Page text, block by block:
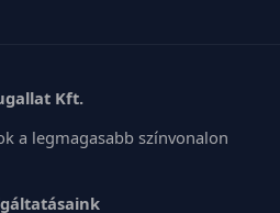
Kft.
a legmagasabb színvonalon